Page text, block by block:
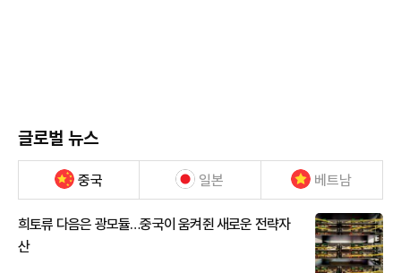
글로벌 뉴스
중국 일본 베트남
희토류 다음은 광모듈…중국이 움켜쥔 새로운 전략자
산